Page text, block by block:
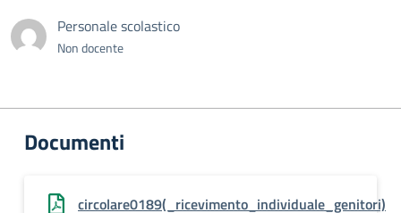
Personale scolastico
Non docente
Documenti
circolare0189(_ricevimento_individuale_genitori)